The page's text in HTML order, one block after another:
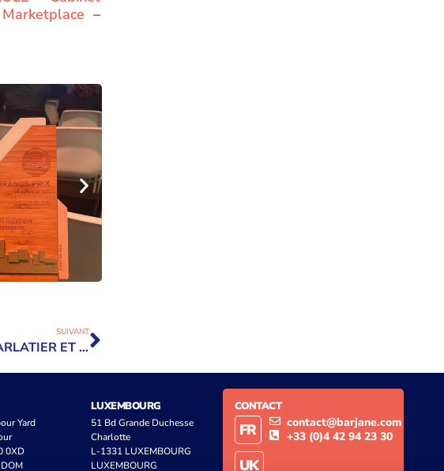
–
SUIVANT
LOGISTIQUE DE LIDL !
Yard
0XD
LUXEMBOURG
51 Bd Grande Duchesse
Charlotte
L-1331 LUXEMBOURG
LUXEMBOURG
CONTACT
FR
contact@barjane.com
+33 (0)4 42 94 23 30
UK